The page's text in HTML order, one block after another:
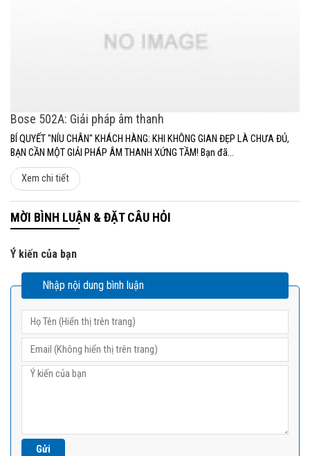
Bose 502A: Giải pháp âm thanh
BÍ QUYẾT "NÍU CHÂN" KHÁCH HÀNG: KHI KHÔNG GIAN ĐẸP LÀ CHƯA ĐỦ,
BẠN CẦN MỘT GIẢI PHÁP ÂM THANH XỨNG TẦM! Bạn đã...
Xem chi tiết
MỜI BÌNH LUẬN & ĐẶT CÂU HỎI
Ý kiến của bạn
Nhập nội dung bình luận